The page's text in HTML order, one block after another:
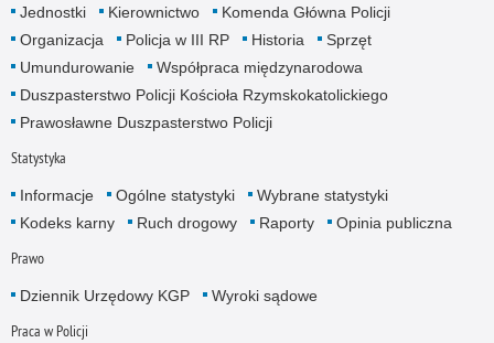
Jednostki Kierownictwo
Komenda Główna Policji
Organizacja
Policja w III RP Historia
Sprzęt
Umundurowanie
Współpraca międzynarodowa
Duszpasterstwo Policji Kościoła Rzymskokatolickiego
Prawosławne Duszpasterstwo Policji
Statystyka
Informacje Ogólne statystyki
Wybrane statystyki
Kodeks karny
Ruch drogowy Raporty Opinia publiczna
Prawo
Dziennik Urzędowy KGP Wyroki sądowe
Praca w Policji